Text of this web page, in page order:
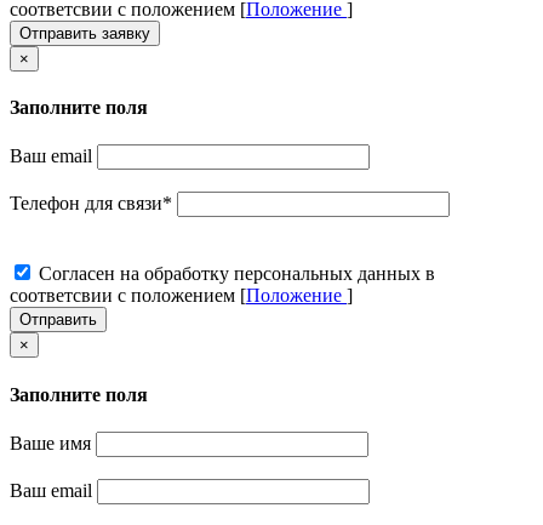
соответсвии с положением [Положение ]
Отправить заявку
×
Заполните поля
Ваш email
Телефон для связи*
Cогласен на обработку персональных данных в
соответсвии с положением [Положение ]
Отправить
×
Заполните поля
Ваше имя
Ваш email